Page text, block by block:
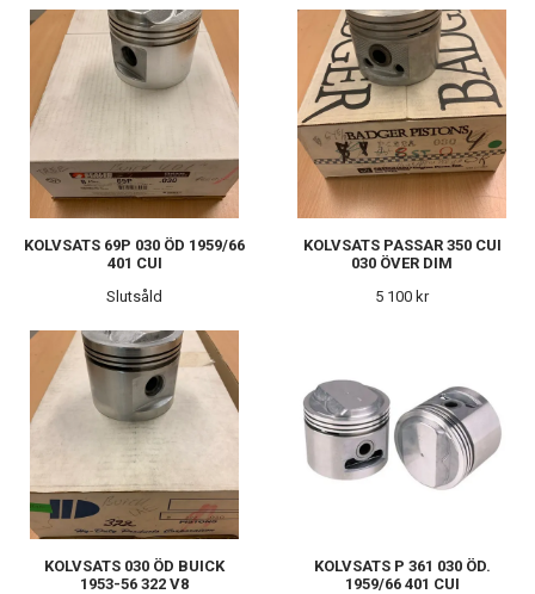
KOLVSATS 69P 030 ÖD 1959/66
401 CUI
Slutsåld
KOLVSATS PASSAR 350 CUI
030 ÖVER DIM
5 100 kr
KOLVSATS 030 ÖD BUICK
1953-56 322 V8
KOLVSATS P 361 030 ÖD.
1959/66 401 CUI